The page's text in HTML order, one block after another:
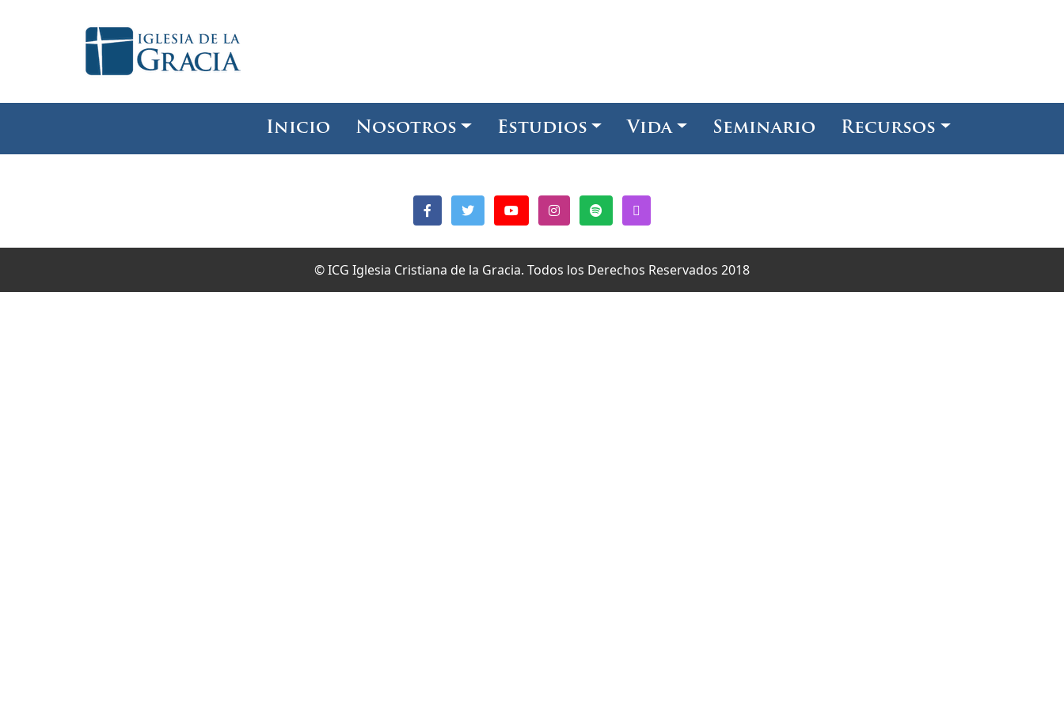
Inicio Nosotros Estudios Vida Seminario Recursos
© ICG Iglesia Cristiana de la Gracia. Todos los Derechos Reservados 2018